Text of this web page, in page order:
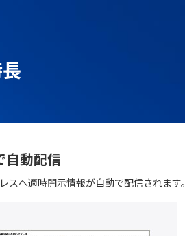
自動配信
へ適時開示情報が自動で配信されます。